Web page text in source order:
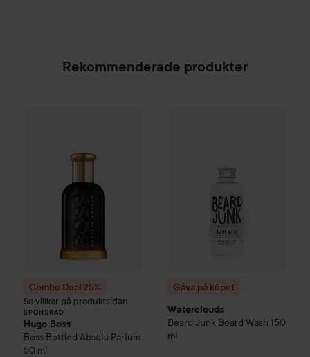
Rekommenderade produkter
Combo Deal 25%
Se villkor på produktsidan
SPONSRAD
Hugo Boss
Boss Bottled Absolu Parfum
50 ml
Gåva på köpet
Waterclouds
Beard Junk Beard Wash 150
ml